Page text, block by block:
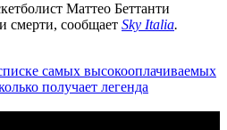
Маттео Беттанти
смерти, сообщает Sky Italia.
самых высокооплачиваемых
получает легенда